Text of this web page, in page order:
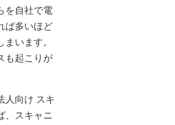
を自社で電
ば多いほど
います。
も起こりが
人向け スキ
、スキャニ